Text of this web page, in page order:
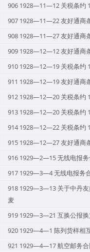
906 1928—11—12 关税条
907 1928—11—22 友好通
908 1928—11—27 友好通商
909 1928—12—12 友好通商
910 1928—12—19 关税条约
911 1928—12—19 友好通商
912 1928—12—20 关税条约
913 1928—12—20 关税条
914 1928—12—22 关税条约
915 1928—12—27 友好通商
916 1929—2—15 无线电报
917 1929—3—4 无线电报务
918 1929—3—13 关于中丹
麦
919 1929—3—21 互换公报
920 1929—4—1 陈列货样相
921 1929—4—17 航空邮务